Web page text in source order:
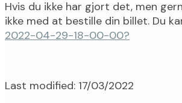
Hvis du ikke har gjort det, men
ikke med at bestille din billet. Du
2022-04-29-18-00-00?
Last modified: 17/03/2022